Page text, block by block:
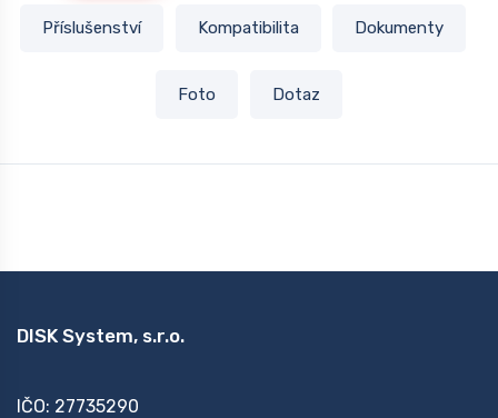
Příslušenství Kompatibilita Dokumenty
Foto Dotaz
DISK System, s.r.o.
IČO: 27735290